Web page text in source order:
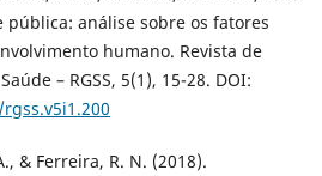
pública: análise sobre os fatores
humano. Revista de
– RGSS, 5(1), 15-28. DOI:
& Ferreira, R. N. (2018).